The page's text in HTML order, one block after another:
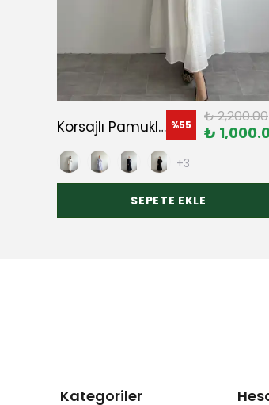
Korsajlı Pamuklu Elbise %55 ₺ 2,200.00
₺
+3
SEPETE EKLE
Kategoriler